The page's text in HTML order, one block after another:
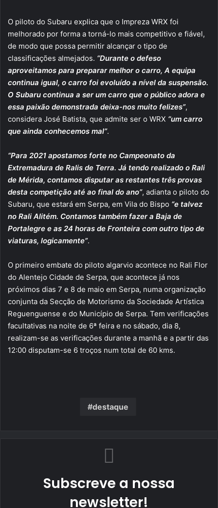
O piloto do Subaru explica que o Impreza WRX foi
melhorado por forma a torná-lo mais competitivo e fiável,
de modo que possa permitir alcançar o tipo de
classificações almejados. “Durante o defeso
aproveitamos para preparar melhor o carro, A equipa
continua igual, o carro foi evoluído a nível da suspensão.
O Subaru continua a ser um carro que o público adora e
essa paixão demonstrada deixa-nos muito felizes”,
considera José Batista, que admite ser o WRX “um carro
que ainda conhecemos mal”.
“Para 2021 apostamos forte no Campeonato da
Extremadura de Ralis de Terra. Já tendo realizado o Rali
de Mérida, contamos disputar as restantes três provas
desta competição até ao final do ano”, adianta o piloto do
Subaru, que estará em Serpa, em Vila do Bispo “e talvez
no Rali Alitém. Contamos também fazer a Baja de
Portalegre e as 24 horas de Fronteira com outro tipo de
viaturas, logicamente”.
O primeiro embate do piloto algarvio acontece no Rali Flor
do Alentejo Cidade de Serpa, que acontece já nos
próximos dias 7 e 8 de maio em Serpa, numa organização
conjunta da Secção de Motorismo da Sociedade Artística
Reguenguense e do Município de Serpa. Tem verificações
facultativas na noite de 6ª feira e no sábado, dia 8,
realizam-se as verificações durante a manhã e a partir das
12:00 disputam-se 6 troços num total de 60 kms.
destaque
Subscreve a nossa
newsletter!